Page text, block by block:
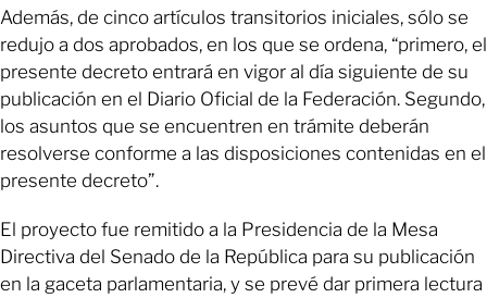
Además, de cinco artículos transitorios iniciales, sólo se
redujo a dos aprobados, en los que se ordena, “primero, el
presente decreto entrará en vigor al día siguiente de su
publicación en el Diario Oficial de la Federación. Segundo,
los asuntos que se encuentren en trámite deberán
resolverse conforme a las disposiciones contenidas en el
presente decreto”.
El proyecto fue remitido a la Presidencia de la Mesa
Directiva del Senado de la República para su publicación
en la gaceta parlamentaria, y se prevé dar primera lectura